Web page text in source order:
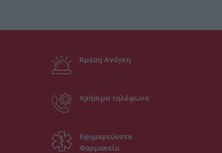
Άμεση Ανάγκη
Χρήσιμα τηλέφωνα
Εφημερεύοντα
Φαρμακεία